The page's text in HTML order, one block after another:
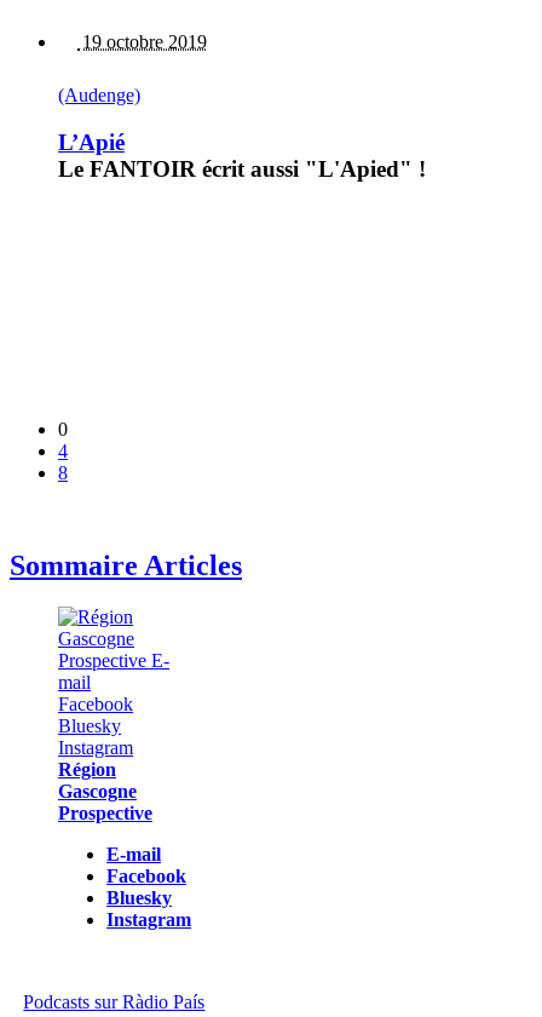
19 octobre 2019
(Audenge)
L’Apié
Le FANTOIR écrit aussi "L'Apied" !
0
4
8
Sommaire Articles
Région
Gascogne
Prospective
E-mail
Facebook
Bluesky
Instagram
Podcasts sur Ràdio País